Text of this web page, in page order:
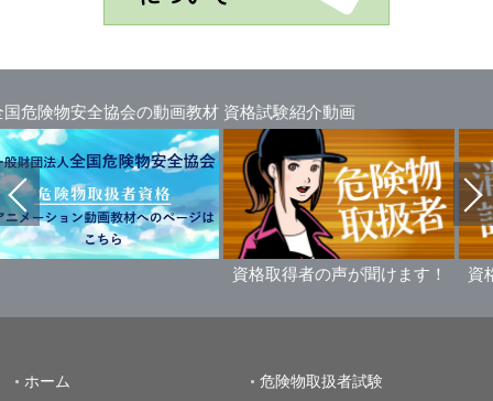
協会の動画教材 資格試験紹介動画
資格取得者の声が聞けます！ 資格取得者の
ホーム 危険物取扱者試験